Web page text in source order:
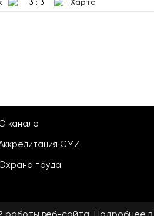
канале
СМИ
труда